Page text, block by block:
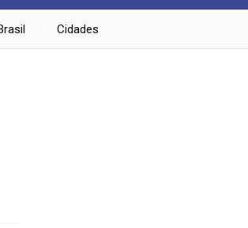
Cidades